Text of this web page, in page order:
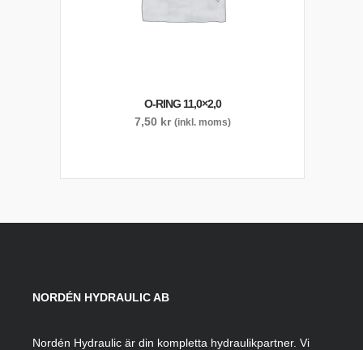
O-RING 11,0×2,0
7,50 kr (inkl. moms)
NORDÉN HYDRAULIC AB
Nordén Hydraulic är din kompletta hydraulikpartner. Vi